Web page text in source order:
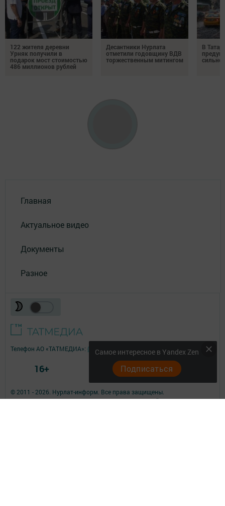
122 жителя деревни
Урняк получили в
подарок мост стоимостью
486 миллионов рублей
Десантники Нурлата
отметили годовщину ВДВ
торжественным митингом
В
Главная
Актуальное видео
Документы
Разное
Самое интересное в Yandex Zen
Подписаться
© 2011 - 2026. Нурлат-⁠информ. Все права защищены.
© ТАТМЕДИА. Все материалы, размещенные на сайте, защищены
Телефон АО «ТАТМЕДИА»: (843) 222 09 84
16+